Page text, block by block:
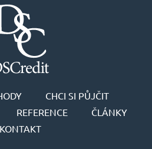
CHCI SI PŮJČIT
REFERENCE
ČLÁNKY
KONTAKT